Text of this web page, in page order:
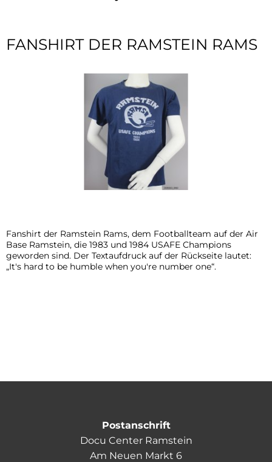
Das
FANSHIRT DER RAMSTEIN RAMS
Fanshirt der Ramstein Rams, dem Footballteam auf der Air
Base Ramstein, die 1983 und 1984 USAFE Champions
geworden sind. Der Textaufdruck auf der Rückseite lautet:
„It's hard to be humble when you're number one“.
Postanschrift
Docu Center Ramstein
Am Neuen Markt 6